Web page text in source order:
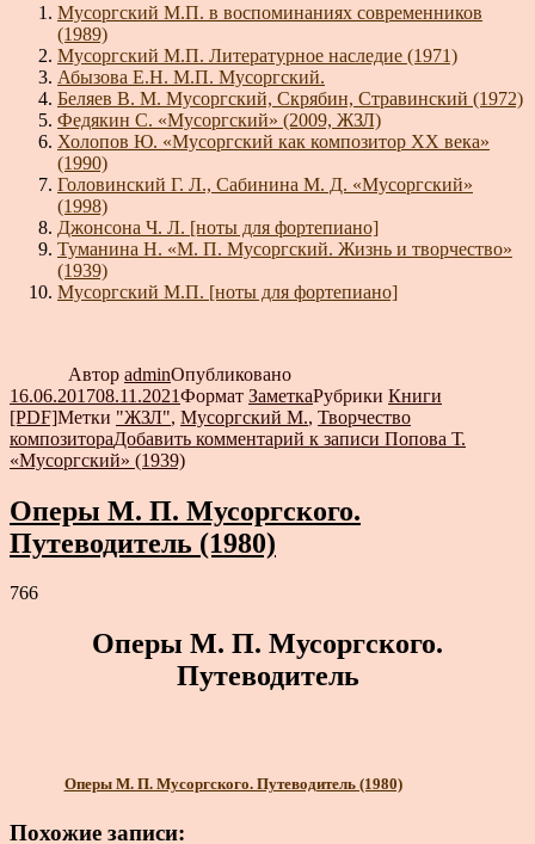
Мусоргский М.П. в воспоминаниях современников
(1989)
Мусоргский М.П. Литературное наследие (1971)
Абызова Е.Н. М.П. Мусоргский.
Беляев В. М. Мусоргский, Скрябин, Стравинский (1972)
Федякин С. «Мусоргский» (2009, ЖЗЛ)
Холопов Ю. «Мусоргский как композитор XX века»
(1990)
Головинский Г. Л., Сабинина М. Д. «Мусоргский»
(1998)
Джонсона Ч. Л. [ноты для фортепиано]
Туманина Н. «М. П. Мусоргский. Жизнь и творчество»
(1939)
Мусоргский М.П. [ноты для фортепиано]
Автор adminОпубликовано
16.06.201708.11.2021Формат ЗаметкаРубрики Книги
[PDF]Метки "ЖЗЛ", Мусоргский М., Творчество
композитораДобавить комментарий к записи Попова Т.
«Мусоргский» (1939)
Оперы М. П. Мусоргского.
Путеводитель (1980)
766
Оперы М. П. Мусоргского.
Путеводитель
Оперы М. П. Мусоргского. Путеводитель (1980)
Похожие записи: